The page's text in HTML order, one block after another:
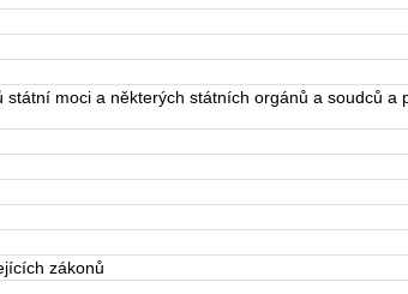
moci a některých státních orgánů a soudců a
zákonů